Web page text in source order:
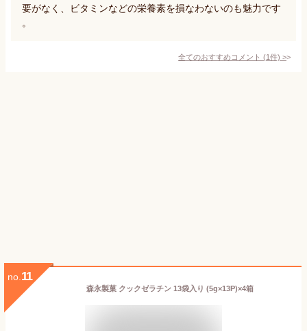
要がなく、ビタミンなどの栄養素を損なわないのも魅力です
。
全てのおすすめコメント (1件) >
no. 11
森永製菓 クックゼラチン 13袋入り (5g×13P)×4箱